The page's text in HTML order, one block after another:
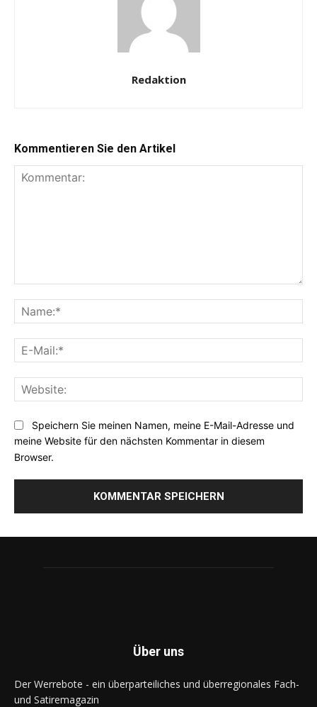
Redaktion
Kommentieren Sie den Artikel
Speichern Sie meinen Namen, meine E-Mail-Adresse und
meine Website für den nächsten Kommentar in diesem
Browser.
Über uns
Der Werrebote - ein überparteiliches und überregionales Fach-
und Satiremagazin